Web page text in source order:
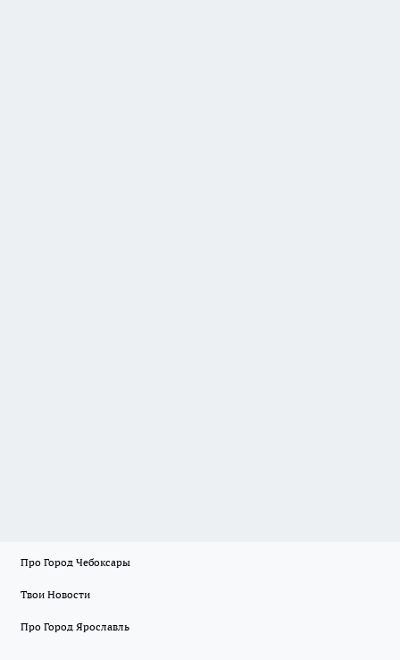
Про Город Чебоксары
Твои Новости
Про Город Ярославль